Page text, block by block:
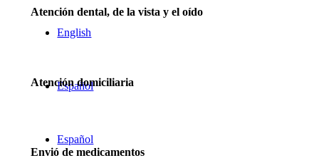
English
Español
Español
Atención dental, de la vista y el oído
Atención domiciliaria
Envió de medicamentos